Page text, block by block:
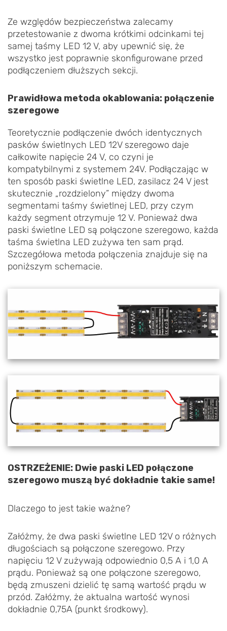
Ze względów bezpieczeństwa zalecamy
przetestowanie z dwoma krótkimi odcinkami tej
samej taśmy LED 12 V, aby upewnić się, że
wszystko jest poprawnie skonfigurowane przed
podłączeniem dłuższych sekcji.
Prawidłowa metoda okablowania: połączenie
szeregowe
Teoretycznie podłączenie dwóch identycznych
pasków świetlnych LED 12V szeregowo daje
całkowite napięcie 24 V, co czyni je
kompatybilnymi z systemem 24V. Podłączając w
ten sposób paski świetlne LED, zasilacz 24 V jest
skutecznie „rozdzielony” między dwoma
segmentami taśmy świetlnej LED, przy czym
każdy segment otrzymuje 12 V. Ponieważ dwa
paski świetlne LED są połączone szeregowo, każda
taśma świetlna LED zużywa ten sam prąd.
Szczegółowa metoda połączenia znajduje się na
poniższym schemacie.
OSTRZEŻENIE: Dwie paski LED połączone
szeregowo muszą być dokładnie takie same!
Dlaczego to jest takie ważne?
Załóżmy, że dwa paski świetlne LED 12V o różnych
długościach są połączone szeregowo. Przy
napięciu 12 V zużywają odpowiednio 0,5 A i 1,0 A
prądu. Ponieważ są one połączone szeregowo,
będą zmuszeni dzielić tę samą wartość prądu w
przód. Załóżmy, że aktualna wartość wynosi
dokładnie 0,75A (punkt środkowy).